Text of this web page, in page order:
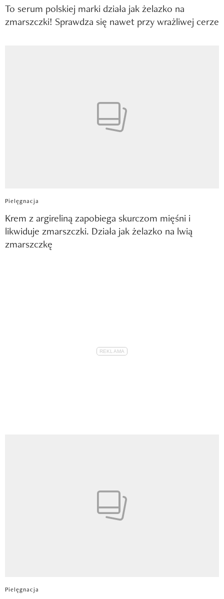
To serum polskiej marki działa jak żelazko na
zmarszczki! Sprawdza się nawet przy wrażliwej cerze
Pielęgnacja
Krem z argireliną zapobiega skurczom mięśni i
likwiduje zmarszczki. Działa jak żelazko na lwią
zmarszczkę
Pielęgnacja